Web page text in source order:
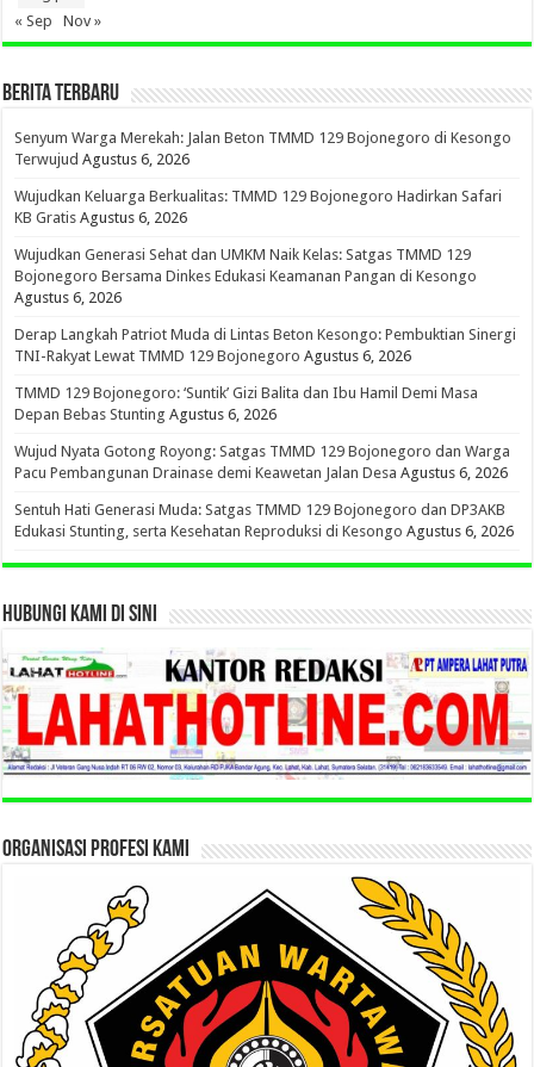
« Sep
Nov »
BERITA TERBARU
Senyum Warga Merekah: Jalan Beton TMMD 129 Bojonegoro di Kesongo
Terwujud Agustus 6, 2026
Wujudkan Keluarga Berkualitas: TMMD 129 Bojonegoro Hadirkan Safari
KB Gratis Agustus 6, 2026
Wujudkan Generasi Sehat dan UMKM Naik Kelas: Satgas TMMD 129
Bojonegoro Bersama Dinkes Edukasi Keamanan Pangan di Kesongo
Agustus 6, 2026
Derap Langkah Patriot Muda di Lintas Beton Kesongo: Pembuktian Sinergi
TNI-Rakyat Lewat TMMD 129 Bojonegoro Agustus 6, 2026
TMMD 129 Bojonegoro: ‘Suntik’ Gizi Balita dan Ibu Hamil Demi Masa
Depan Bebas Stunting Agustus 6, 2026
Wujud Nyata Gotong Royong: Satgas TMMD 129 Bojonegoro dan Warga
Pacu Pembangunan Drainase demi Keawetan Jalan Desa Agustus 6, 2026
Sentuh Hati Generasi Muda: Satgas TMMD 129 Bojonegoro dan DP3AKB
Edukasi Stunting, serta Kesehatan Reproduksi di Kesongo Agustus 6, 2026
HUBUNGI KAMI DI SINI
ORGANISASI PROFESI KAMI